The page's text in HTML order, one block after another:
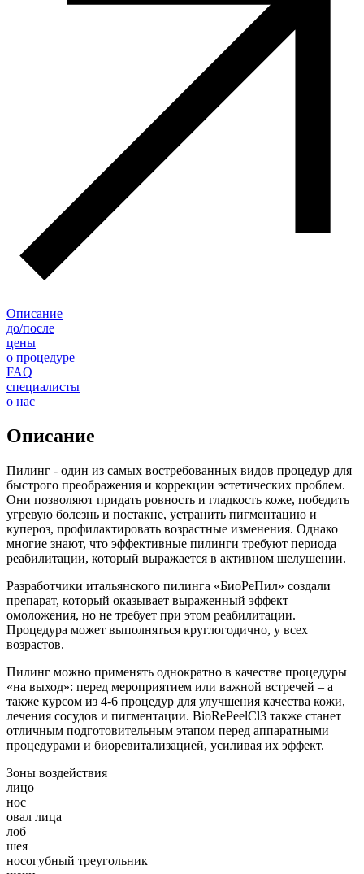
Описание
до/после
цены
о процедуре
FAQ
специалисты
о нас
Описание
Пилинг - один из самых востребованных видов процедур для
быстрого преображения и коррекции эстетических проблем.
Они позволяют придать ровность и гладкость коже, победить
угревую болезнь и постакне, устранить пигментацию и
купероз, профилактировать возрастные изменения. Однако
многие знают, что эффективные пилинги требуют периода
реабилитации, который выражается в активном шелушении.
Разработчики итальянского пилинга «БиоРеПил» создали
препарат, который оказывает выраженный эффект
омоложения, но не требует при этом реабилитации.
Процедура может выполняться круглогодично, у всех
возрастов.
Пилинг можно применять однократно в качестве процедуры
«на выход»: перед мероприятием или важной встречей – а
также курсом из 4-6 процедур для улучшения качества кожи,
лечения сосудов и пигментации. BioRePeelCl3 также станет
отличным подготовительным этапом перед аппаратными
процедурами и биоревитализацией, усиливая их эффект.
Зоны воздействия
лицо
нос
овал лица
лоб
шея
носогубный треугольник